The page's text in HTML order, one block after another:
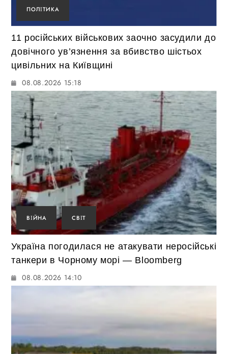
ПОЛІТИКА
11 російських військових заочно засудили до
довічного ув’язнення за вбивство шістьох
цивільних на Київщині
08.08.2026 15:18
ВІЙНА СВІТ
Україна погодилася не атакувати неросійські
танкери в Чорному морі — Bloomberg
08.08.2026 14:10